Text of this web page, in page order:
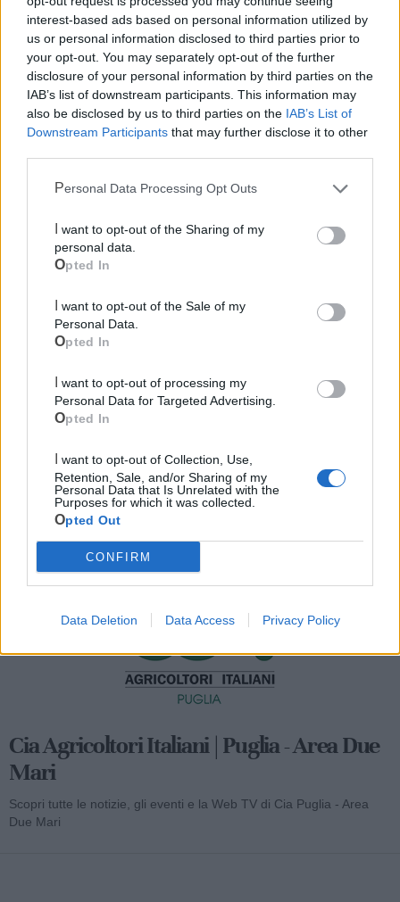
interest-based ads based on personal information utilized by
us or personal information disclosed to third parties prior to
your opt-out. You may separately opt-out of the further
disclosure of your personal information by third parties on the
IAB’s list of downstream participants. This information may
also be disclosed by us to third parties on the IAB’s List of
Downstream Participants that may further disclose it to other
Personal Data Processing Opt Outs
personal data.
Opted In
Personal Data.
Opted In
Personal Data for Targeted Advertising.
Opted In
Retention, Sale, and/or Sharing of my
Personal Data that Is Unrelated with the
Purposes for which it was collected.
Opted Out
CONFIRM
Data Deletion Data Access Privacy Policy
Polizia Locale
Ecocentro e rifiuti
Pubblica illuminazione
Mondo CIA
Cia Agricoltori Italiani | Puglia - Area Due
Mari
Scopri tutte le notizie, gli eventi e la Web TV di Cia Puglia - Area
Due Mari